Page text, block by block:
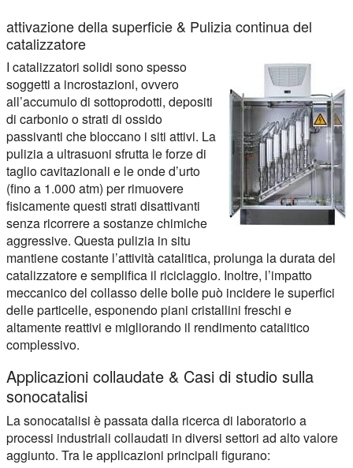
attivazione della superficie & Pulizia continua del
catalizzatore
I catalizzatori solidi sono spesso
soggetti a incrostazioni, ovvero
all’accumulo di sottoprodotti, depositi
di carbonio o strati di ossido
passivanti che bloccano i siti attivi. La
pulizia a ultrasuoni sfrutta le forze di
taglio cavitazionali e le onde d’urto
(fino a 1.000 atm) per rimuovere
fisicamente questi strati disattivanti
senza ricorrere a sostanze chimiche
aggressive. Questa pulizia in situ
mantiene costante l’attività catalitica, prolunga la durata del
catalizzatore e semplifica il riciclaggio. Inoltre, l’impatto
meccanico del collasso delle bolle può incidere le superfici
delle particelle, esponendo piani cristallini freschi e
altamente reattivi e migliorando il rendimento catalitico
complessivo.
Applicazioni collaudate & Casi di studio sulla
sonocatalisi
La sonocatalisi è passata dalla ricerca di laboratorio a
processi industriali collaudati in diversi settori ad alto valore
aggiunto. Tra le applicazioni principali figurano: